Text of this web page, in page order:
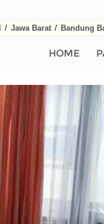
/ Jawa Barat / Bandung
HOME